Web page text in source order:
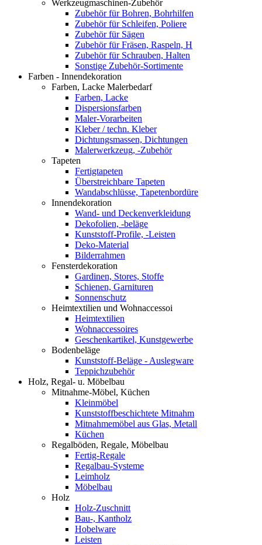
Werkzeugmaschinen-Zubehör
Zubehör für Bohren, Bohrhilfen
Zubehör für Schleifen, Poliere
Zubehör für Sägen
Zubehör für Fräsen, Raspeln, H
Zubehör für Schrauben, Halten
Sonstige Zubehör-Sortimente
Farben - Innendekoration
Farben, Lacke Malerbedarf
Farben, Lacke
Dispersionsfarben
Maler-Vorarbeiten
Kleber / techn. Kleber
Dichtungsmassen, Dichtungen
Malerwerkzeug, -Zubehör
Tapeten
Fertigtapeten
Überstreichbare Tapeten
Wandabschlüsse, Tapetenbordüre
Innendekoration
Wand- und Deckenverkleidung
Dekofolien, -beläge
Kunststoff-Profile, -Leisten
Deko-Material
Bilderrahmen
Fensterdekoration
Gardinen, Stores, Stoffe
Schienen, Garnituren
Sonnenschutz
Heimtextilien und Wohnaccessoi
Heimtextilien
Wohnaccessoires
Geschenkartikel, Kunstgewerbe
Bodenbeläge
Kunststoff-Beläge - Auslegware
Teppichzubehör
Holz, Regal- u. Möbelbau
Mitnahme-Möbel, Küchen
Kleinmöbel
Kunststoffbeschichtete Mitnahm
Mitnahmemöbel aus Glas, Metall
Küchen
Regalböden, Regale, Möbelbau
Fertig-Regale
Regalbau-Systeme
Leimholz
Möbelbau
Holz
Holz-Zuschnitt
Bau-, Kantholz
Hobelware
Leisten